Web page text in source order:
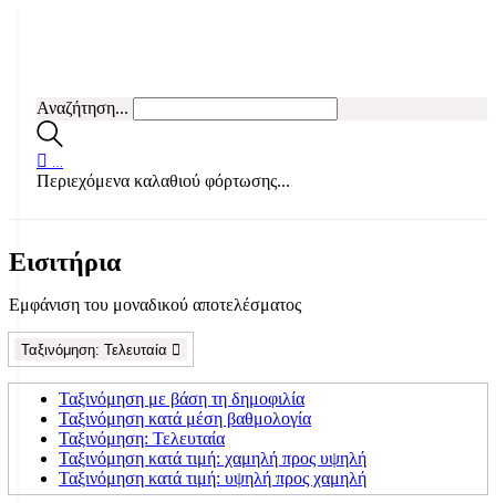
Αναζήτηση...
Περιεχόμενα καλαθιού φόρτωσης...
Εισιτήρια
Εμφάνιση του μοναδικού αποτελέσματος
Ταξινόμηση: Τελευταία
Ταξινόμηση με βάση τη δημοφιλία
Ταξινόμηση κατά μέση βαθμολογία
Ταξινόμηση: Τελευταία
Ταξινόμηση κατά τιμή: χαμηλή προς υψηλή
Ταξινόμηση κατά τιμή: υψηλή προς χαμηλή